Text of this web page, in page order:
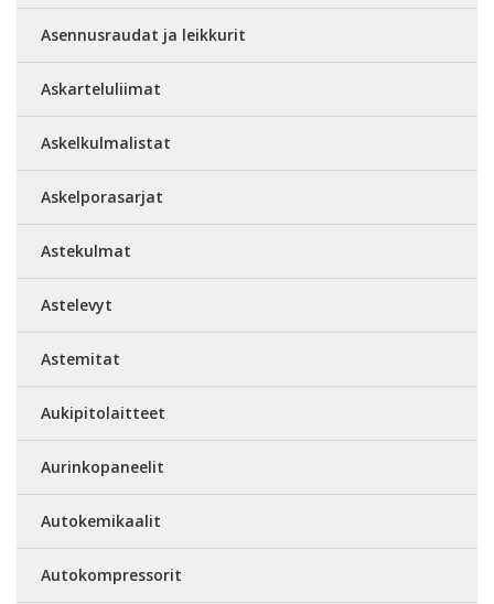
Asennusraudat ja leikkurit
Askarteluliimat
Askelkulmalistat
Askelporasarjat
Astekulmat
Astelevyt
Astemitat
Aukipitolaitteet
Aurinkopaneelit
Autokemikaalit
Autokompressorit